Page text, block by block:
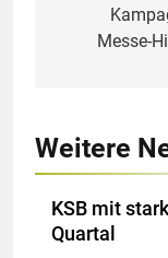
Messe-
Weitere
KSB mit
Quartal